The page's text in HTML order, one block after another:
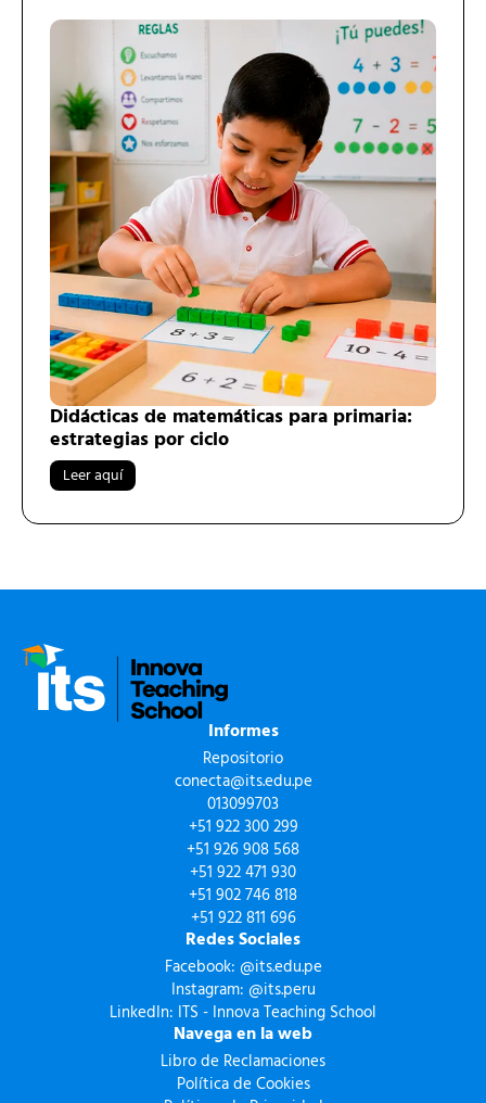
Didácticas de matemáticas para primaria:
estrategias por ciclo
Leer aquí
Informes
Repositorio
conecta@its.edu.pe
013099703
+51 922 300 299
+51 926 908 568
+51 922 471 930
+51 902 746 818
+51 922 811 696
Redes Sociales
Facebook: @its.edu.pe
Instagram: @its.peru
LinkedIn: ITS - Innova Teaching School
Navega en la web
Libro de Reclamaciones
Política de Cookies